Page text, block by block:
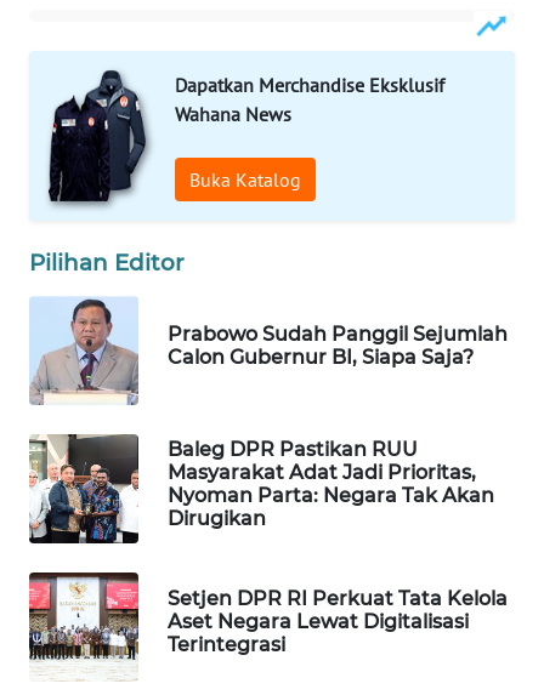
Dapatkan Merchandise Eksklusif
Wahana News
Buka Katalog
Pilihan Editor
Prabowo Sudah Panggil Sejumlah
Calon Gubernur BI, Siapa Saja?
Baleg DPR Pastikan RUU
Masyarakat Adat Jadi Prioritas,
Nyoman Parta: Negara Tak Akan
Dirugikan
Setjen DPR RI Perkuat Tata Kelola
Aset Negara Lewat Digitalisasi
Terintegrasi
WAHANA
NEWS
WAHANA
TANI
ADVOKAT
WAHANA
INFRASTRUKTUR
KONSUMEN
WAHANA
LISTRIK
WAHANA
TRAVEL
WAHANA